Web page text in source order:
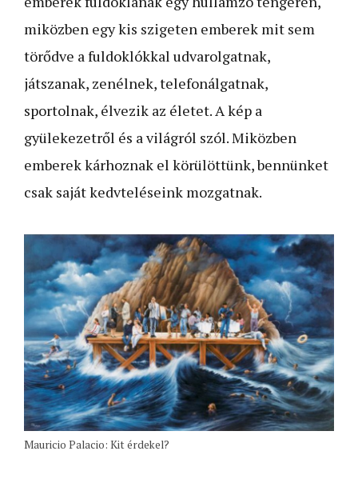
miközben egy kis szigeten emberek mit sem
törődve a fuldoklókkal udvarolgatnak,
játszanak, zenélnek, telefonálgatnak,
sportolnak, élvezik az életet. A kép a
gyülekezetről és a világról szól. Miközben
emberek kárhoznak el körülöttünk, bennünket
csak saját kedvteléseink mozgatnak.
Mauricio Palacio: Kit érdekel?